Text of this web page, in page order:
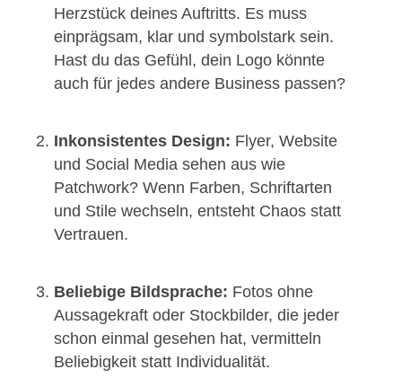
Herzstück deines Auftritts. Es muss
einprägsam, klar und symbolstark sein.
Hast du das Gefühl, dein Logo könnte
auch für jedes andere Business passen?
Inkonsistentes Design: Flyer, Website
und Social Media sehen aus wie
Patchwork? Wenn Farben, Schriftarten
und Stile wechseln, entsteht Chaos statt
Vertrauen.
Beliebige Bildsprache: Fotos ohne
Aussagekraft oder Stockbilder, die jeder
schon einmal gesehen hat, vermitteln
Beliebigkeit statt Individualität.